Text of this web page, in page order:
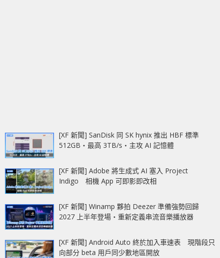
[XF 新聞] SanDisk 同 SK hynix 推出 HBF 標準
512GB‧最高 3TB/s‧主攻 AI 記憶體
[XF 新聞] Adobe 將生成式 AI 塞入 Project
Indigo 相機 App 可即影即改相
[XF 新聞] Winamp 夥拍 Deezer 準備強勢回歸
2027 上半年登場‧重新定義串流音樂播放器
[XF 新聞] Android Auto 終於加入車速表 現階段只
向部分 beta 用戶同少數地區開放